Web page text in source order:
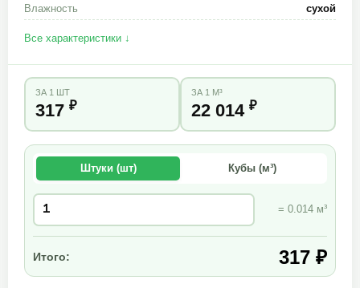
Влажность
сухой
Все характеристики ↓
ЗА 1 ШТ
317 ₽
ЗА 1 М³
22 014 ₽
Штуки (шт) Кубы (м³)
= 0.014 м³
Итого: 317 ₽